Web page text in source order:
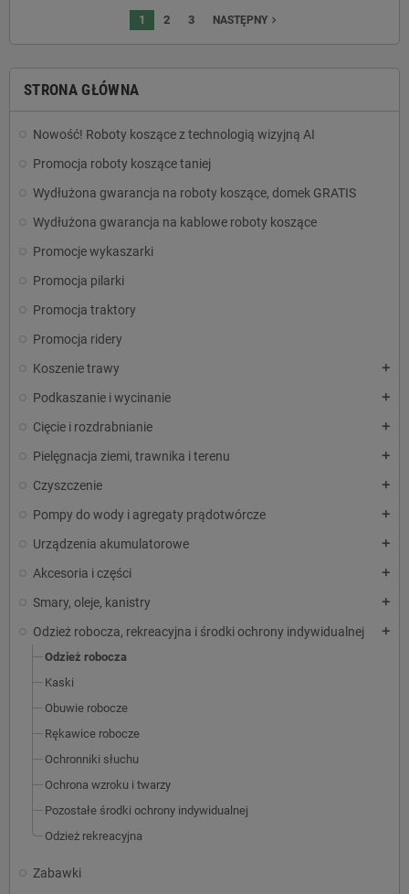
STRONA GŁÓWNA
Nowość! Roboty koszące z technologią wizyjną AI
Promocja roboty koszące taniej
Wydłużona gwarancja na roboty koszące, domek GRATIS
Wydłużona gwarancja na kablowe roboty koszące
Promocje wykaszarki
Promocja pilarki
Promocja traktory
Promocja ridery
Koszenie trawy
add
Podkaszanie i wycinanie add
Cięcie i rozdrabnianie add
Pielęgnacja ziemi, trawnika i terenu add
Czyszczenie add
Pompy do wody i agregaty prądotwórcze add
Urządzenia akumulatorowe add
Akcesoria i części add
Smary, oleje, kanistry add
Odzież robocza, rekreacyjna i środki ochrony indywidualnej add
Odzież robocza
Kaski
Obuwie robocze
Rękawice robocze
Ochronniki słuchu
Ochrona wzroku i twarzy
Pozostałe środki ochrony indywidualnej
Odzież rekreacyjna
Zabawki
1 2 3 NASTĘPNYnavigate_next